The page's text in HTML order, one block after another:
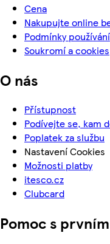
Cena
Nakupujte online
Podmínky používání
Soukromí a cookies
O nás
Přístupnost
Podívejte se, kam
Poplatek za službu
Nastavení Cookies
Možnosti platby
itesco.cz
Clubcard
Pomoc s